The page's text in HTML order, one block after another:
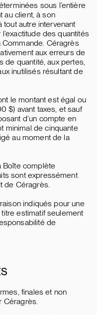
sous l’entière
au client, à son
tout autre intervenant
des quantités
Commande. Céragrès
aux erreurs de
de quantité, aux pertes,
inutilisés résultant de
le montant est égal ou
$) avant taxes, et sauf
d’un compte en
minimal de cinquante
au moment de la
Boîte complète
sont expressément
de Céragrès.
indiqués pour une
estimatif seulement
de
finales et non
Céragrès.